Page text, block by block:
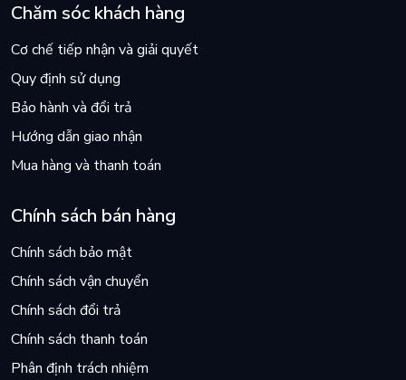
Chăm sóc khách hàng
Cơ chế tiếp nhận và giải quyết
Quy định sử dụng
Bảo hành và đổi trả
Hướng dẫn giao nhận
Mua hàng và thanh toán
Chính sách bán hàng
Chính sách bảo mật
Chính sách vận chuyển
Chính sách đổi trả
Chính sách thanh toán
Phân định trách nhiệm